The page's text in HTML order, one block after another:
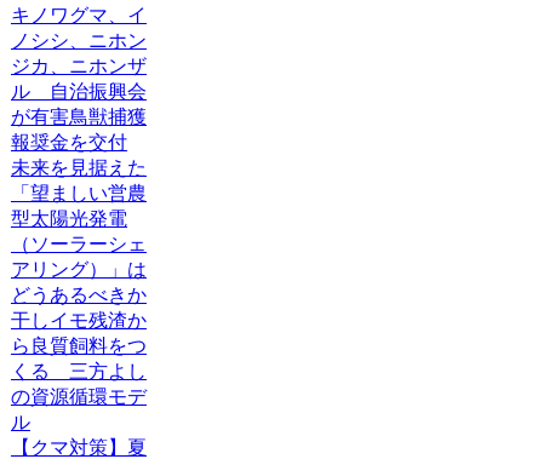
キノワグマ、イ
ノシシ、ニホン
ジカ、ニホンザ
ル 自治振興会
が有害鳥獣捕獲
報奨金を交付
未来を見据えた
「望ましい営農
型太陽光発電
（ソーラーシェ
アリング）」は
どうあるべきか
干しイモ残渣か
ら良質飼料をつ
くる 三方よし
の資源循環モデ
ル
【クマ対策】夏